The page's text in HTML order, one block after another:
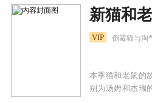
VIP 倒霉猫与淘
本季猫和老鼠的
别为汤姆和杰瑞